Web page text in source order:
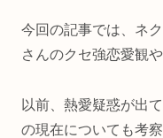
今回の記事では、ネ
さんのクセ強恋愛観
以前、熱愛疑惑が出
の現在についても考